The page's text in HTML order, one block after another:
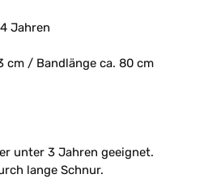
Jahren
cm / Bandlänge ca. 80 cm
unter 3 Jahren geeignet.
lange Schnur.